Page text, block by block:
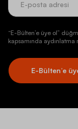
“E-Bülten’e üye ol”
kapsamında
E-Bülten’e